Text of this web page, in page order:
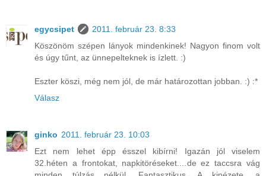
egycsipet
2011. február 23. 8:33
Köszönöm szépen lányok mindenkinek! Nagyon finom volt
és úgy tűnt, az ünnepelteknek is ízlett. :)
Eszter köszi, még nem jól, de már határozottan jobban. :) :*
Válasz
ginko 2011. február 23. 10:03
Ezt nem lehet épp ésszel kibírni! Igazán jól viselem
32.héten a frontokat, napkitöréseket....de ez taccsra vág